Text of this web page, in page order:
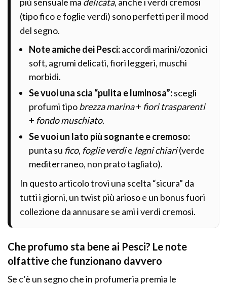
(tipo fico e foglie verdi) sono perfetti per il mood
del segno.
Note amiche dei Pesci:accordi marini/ozonici
soft, agrumi delicati, fiori leggeri, muschi
morbidi.
Se vuoi una scia “pulita e luminosa”:scegli
profumi tipobrezza marina+ fiori trasparenti
+ fondo muschiato.
Se vuoi un lato più sognante e cremoso:
punta su fico, foglie verdie legni chiari(verde
mediterraneo, non prato tagliato).
In questo articolo trovi una scelta “sicura” da
tutti i giorni, un twist più arioso e un bonus fuori
collezione da annusare se ami i verdi cremosi.
Che profumo sta bene ai Pesci? Le note
olfattive che funzionano davvero
Se c’è un segno che in profumeria premia le